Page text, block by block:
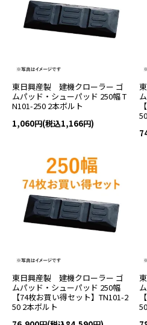
東日興産製 建機クローラー ゴ
ムパッド・シューパッド 250幅 T
N101-250 2本ボルト
1,060円(税込1,166円)
東日興産製 建機クローラー ゴ
ムパッド・シューパッド 250幅
【74枚お買い得セット】TN101-2
50 2本ボルト